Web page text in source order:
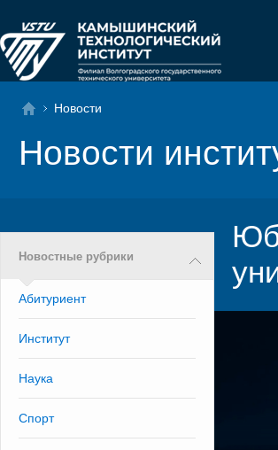
Новости
Новости
Новостные рубрики
Абитуриент
Институт
Наука
Спорт